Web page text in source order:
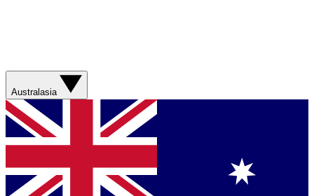
Australasia